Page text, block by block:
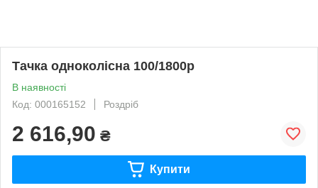
Тачка одноколісна 100/1800р
В наявності
Код: 000165152
Роздріб
2 616,90 ₴
Купити